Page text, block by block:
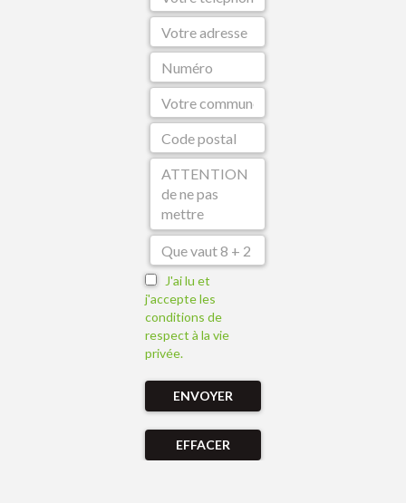
J'ai lu et
j'accepte les
conditions de
respect à la vie
privée.
ENVOYER
EFFACER